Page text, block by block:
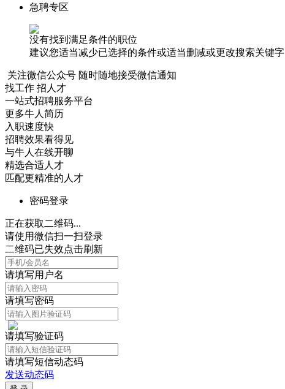
急聘专区
没有找到满足条件的职位
建议您适当减少已选择的条件或适当删减或更改搜索关键字
关注微信公众号 随时随地接受微信通知
找工作 招人才
一站式招聘服务平台
更多牛人简历
入职速度快
招聘效果看得见
与牛人在线开聊
精选合适人才
匹配更精准的人才
密码登录
正在获取二维码...
请使用微信扫一扫登录
二维码已失效点击刷新
请填写用户名
请填写密码
请填写验证码
请填写短信动态码
发送动态码